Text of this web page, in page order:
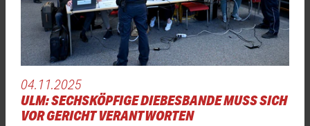
04.11.2025
ULM: SECHSKÖPFIGE DIEBESBANDE MUSS SICH
VOR GERICHT VERANTWORTEN